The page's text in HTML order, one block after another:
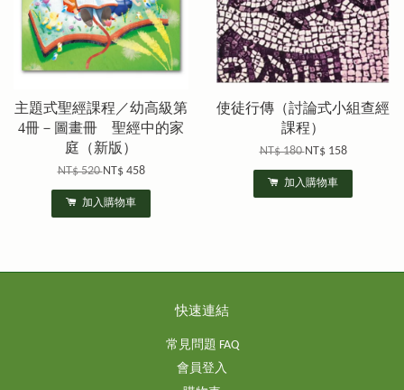
主題式聖經課程／幼高級第
4冊－圖畫冊 聖經中的家
庭（新版）
NT$ 520NT$ 458
加入購物車
使徒行傳（討論式小組查經
課程）
NT$ 180NT$ 158
加入購物車
快速連結
常見問題 FAQ
會員登入